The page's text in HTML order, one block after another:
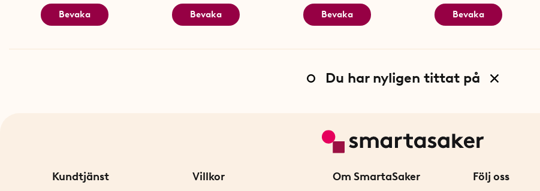
Bevaka
Bevaka
Bevaka
Bevaka
Du har nyligen tittat på
Kundtjänst Villkor Om SmartaSaker Följ oss